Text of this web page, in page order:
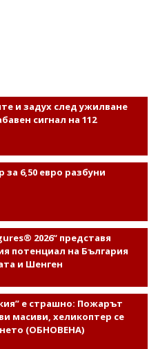
и задух след ужилване
сигнал на 112
за 6,50 евро разбуни
2026“ представя
потенциал на България
и Шенген
е страшно: Пожарът
масиви, хеликоптер се
(ОБНОВЕНА)